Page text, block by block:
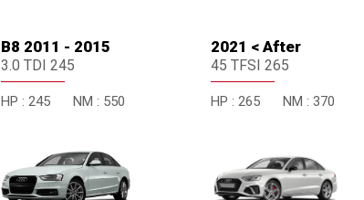
B8 2011 - 2015
3.0 TDI 245
HP : 245 NM : 550
2021 < After
45 TFSI 265
HP : 265 NM : 370